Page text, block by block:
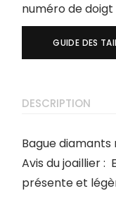
numéro de doigt
GUIDE DES
DESCRIPTION
Bague diamants
Avis du joaillier :
présente et